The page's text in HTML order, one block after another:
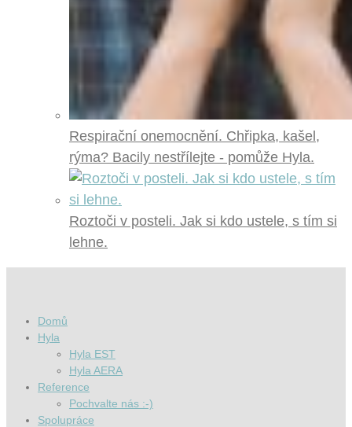
Respirační onemocnění. Chřipka, kašel,
rýma? Bacily nestřílejte - pomůže Hyla.
Roztoči v posteli. Jak si kdo ustele, s tím si
lehne.
Domů
Hyla
Hyla EST
Hyla AERA
Reference
Pochvalte nás :-)
Spolupráce